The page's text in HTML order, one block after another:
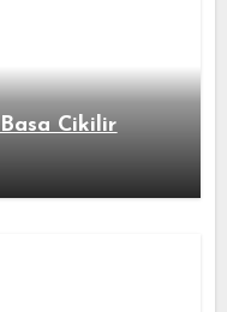
Cikilir